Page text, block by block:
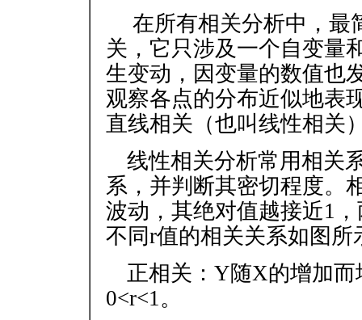
在所有相关分析中，最
关，它只涉及一个自变量
生变动，因变量的数值也
观察各点的分布近似地表
直线相关（也叫线性相关
线性相关分析常用相关
系，并判断其密切程度。
波动，其绝对值越接近1
不同r值的相关关系如图所
正相关：Y随X的增加
0<r<1。